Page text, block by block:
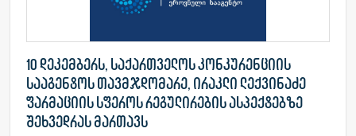
10 დეკემბერს, საქართველოს კონკურენციის
სააგენტოს თავმჯდომარე, ირაკლი ლექვინაძე
ფარმაციის სფეროს რეგულირების ასპექტებზე
შეხვედრას მართავს